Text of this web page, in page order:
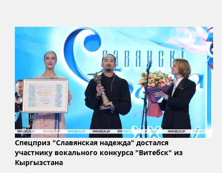
Спецприз "Славянская надежда" достался
участнику вокального конкурса "Витебск" из
Кыргызстана